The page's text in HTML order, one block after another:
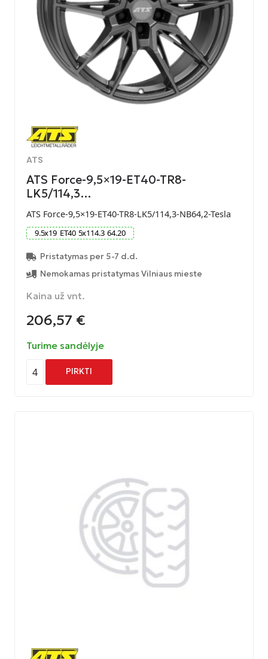
ATS
ATS Force-9,5×19-ET40-TR8-
LK5/114,3…
ATS Force-9,5×19-ET40-TR8-LK5/114,3-NB64,2-Tesla
9.5x19 ET40 5x114.3 64.20
Pristatymas per 5-7 d.d.
Nemokamas pristatymas Vilniaus mieste
Kaina už vnt.
206,57 €
Turime sandėlyje
4 PIRKTI